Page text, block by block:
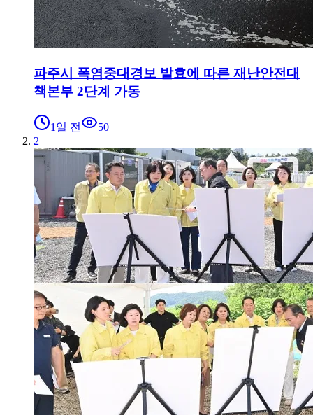
파주시 폭염중대경보 발효에 따른 재난안전대
책본부 2단계 가동
1일 전
50
2